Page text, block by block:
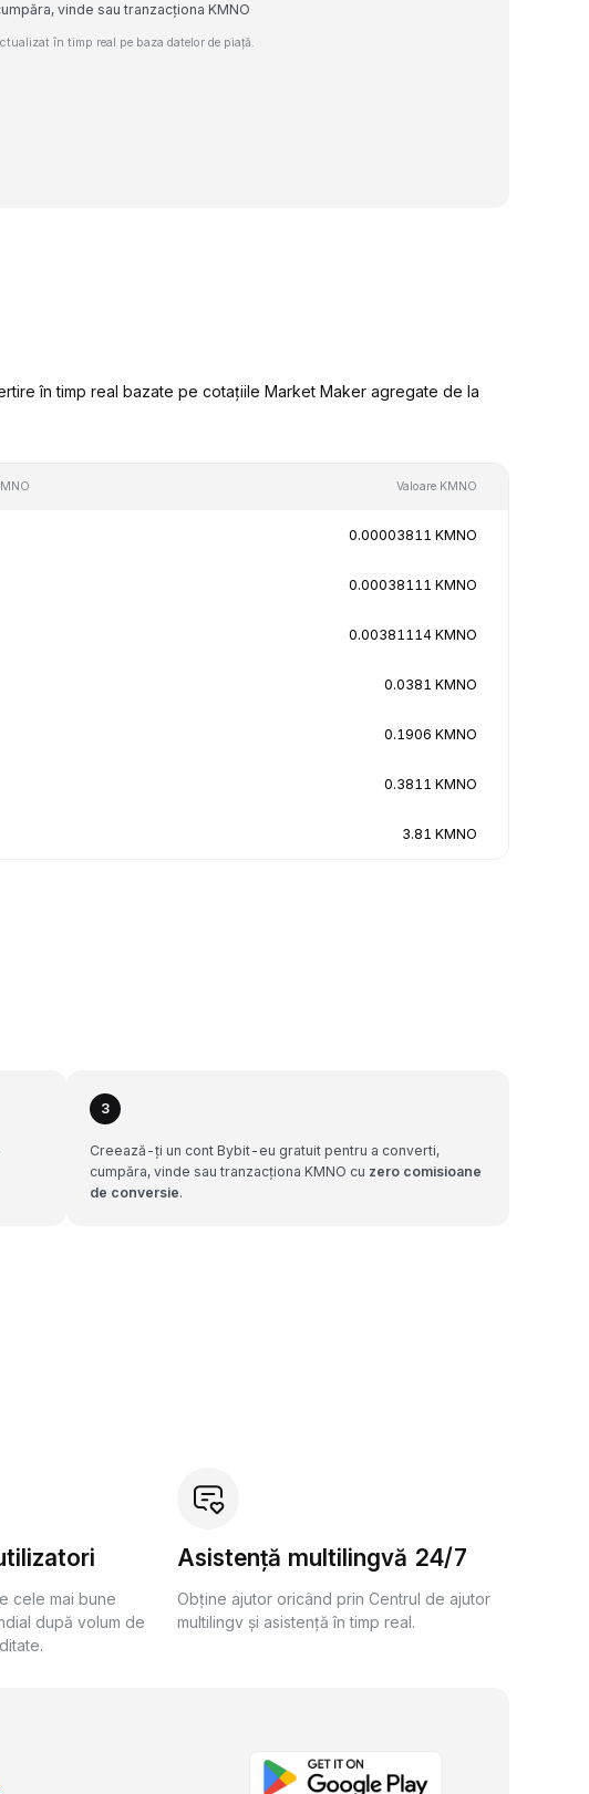
vinde sau tranzacționa KMNO
în timp real pe baza datelor de piață.
în timp real bazate pe cotațiile Market Maker agregate de la
Valoare KMNO
0.00003811 KMNO
0.00038111 KMNO
0.00381114 KMNO
0.0381 KMNO
0.1906 KMNO
0.3811 KMNO
3.81 KMNO
3
Creează-ți un cont Bybit-eu gratuit pentru a converti,
cumpăra, vinde sau tranzacționa KMNO cu zero comisioane
de conversie.
cele mai bune
după volum de
Asistență multilingvă 24/7
Obține ajutor oricând prin Centrul de ajutor
multilingv și asistență în timp real.